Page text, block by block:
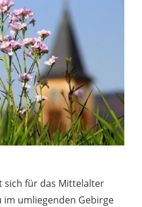
sich für das Mittelalter
umliegenden Gebirge